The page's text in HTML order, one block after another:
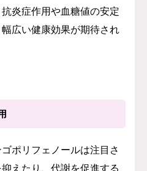
炎症作用や血糖値の安定
広い健康効果が期待され
ポリフェノールは注目さ
えたり、代謝を促進する